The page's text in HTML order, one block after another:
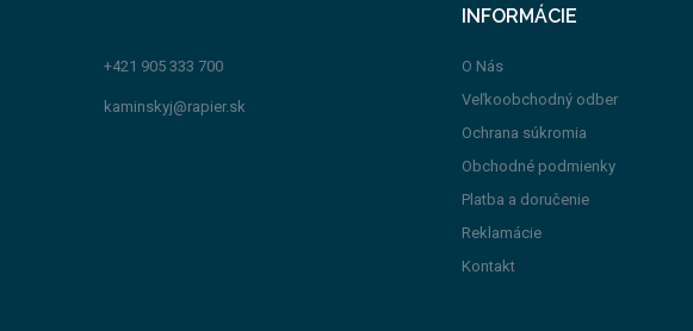
+421 905 333 700
kaminskyj@rapier.sk
INFORMÁCIE
O Nás
Veľkoobchodný odber
Ochrana súkromia
Obchodné podmienky
Platba a doručenie
Reklamácie
Kontakt